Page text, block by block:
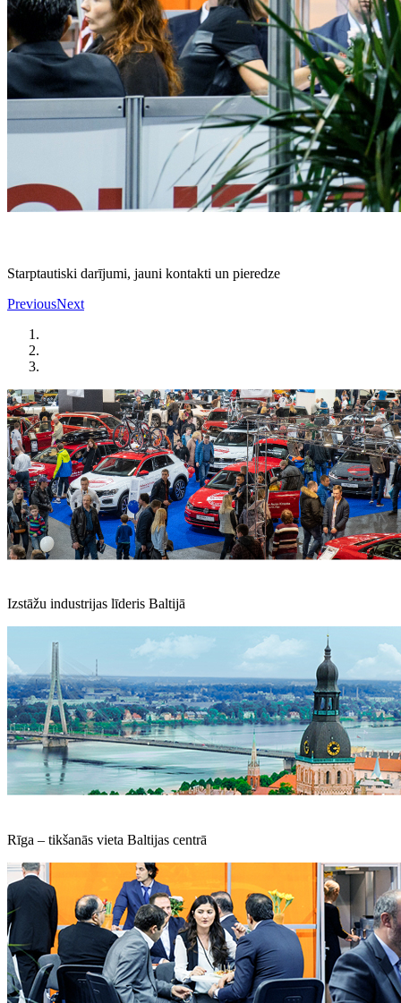
Starptautiski darījumi, jauni kontakti un pieredze
PreviousNext
Izstāžu industrijas līderis Baltijā
Rīga – tikšanās vieta Baltijas centrā